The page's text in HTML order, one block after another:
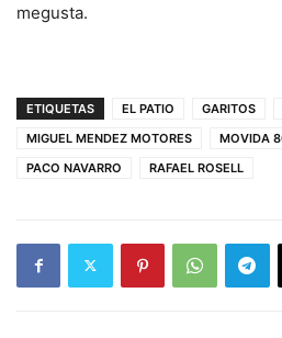
megusta.
ETIQUETAS EL PATIO GARITOS
MIGUEL MENDEZ MOTORES
MOVIDA
PACO NAVARRO
RAFAEL ROSELL